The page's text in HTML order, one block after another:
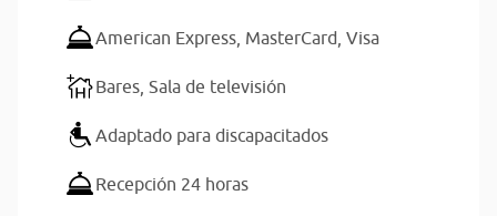
American Express, MasterCard, Visa
Bares, Sala de televisión
Adaptado para discapacitados
Recepción 24 horas